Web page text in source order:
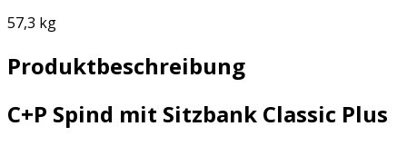
57,3 kg
Produktbeschreibung
C+P Spind mit Sitzbank Classic Plus